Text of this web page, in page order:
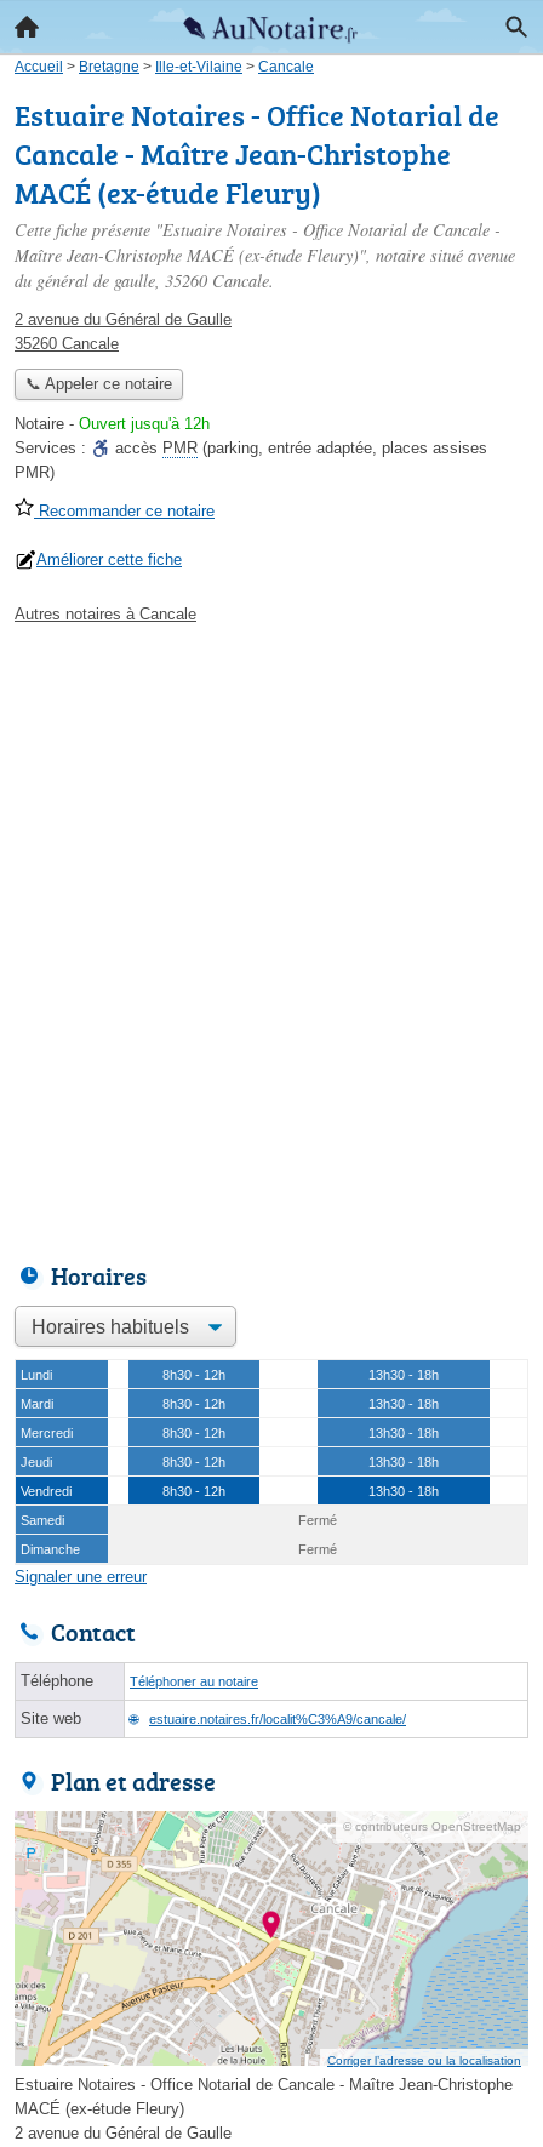
Accueil > Bretagne > Ille-et-Vilaine > Cancale
Estuaire Notaires - Office Notarial de
Cancale - Maître Jean-Christophe
MACÉ (ex-étude Fleury)
Cette fiche présente "Estuaire Notaires - Office Notarial de Cancale -
Maître Jean-Christophe MACÉ (ex-étude Fleury)", notaire situé avenue
du général de gaulle, 35260 Cancale.
2 avenue du Général de Gaulle
35260 Cancale
📞 Appeler ce notaire
Notaire - Ouvert jusqu'à 12h
Services :
accès PMR (parking, entrée adaptée, places assises
PMR)
Recommander ce notaire
Améliorer cette fiche
Autres notaires à Cancale
Horaires
Lundi 8h30 - 12h
13h30 - 18h
Mardi
8h30 - 12h
13h30 - 18h
Mercredi
8h30 - 12h
13h30 - 18h
Jeudi
8h30 - 12h
13h30 - 18h
Vendredi
8h30 - 12h
13h30 - 18h
Samedi
Fermé
Dimanche
Fermé
Signaler une erreur
Contact
Téléphone Téléphoner au notaire
Site web estuaire.notaires.fr/localit%C3%A9/cancale/
Plan et adresse
© contributeurs OpenStreetMap
Corriger l’adresse ou la localisation
Estuaire Notaires - Office Notarial de Cancale - Maître Jean-Christophe
MACÉ (ex-étude Fleury)
2 avenue du Général de Gaulle